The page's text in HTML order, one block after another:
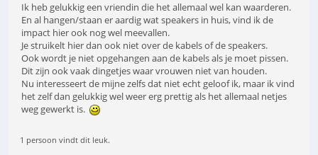
Ik heb gelukkig een vriendin die het allemaal wel kan waarderen.
En al hangen/staan er aardig wat speakers in huis, vind ik de
impact hier ook nog wel meevallen.
Je struikelt hier dan ook niet over de kabels of de speakers.
Ook wordt je niet opgehangen aan de kabels als je moet pissen.
Dit zijn ook vaak dingetjes waar vrouwen niet van houden.
Nu interesseert de mijne zelfs dat niet echt geloof ik, maar ik vind
het zelf dan gelukkig wel weer erg prettig als het allemaal netjes
weg gewerkt is.
1 persoon vindt dit leuk.